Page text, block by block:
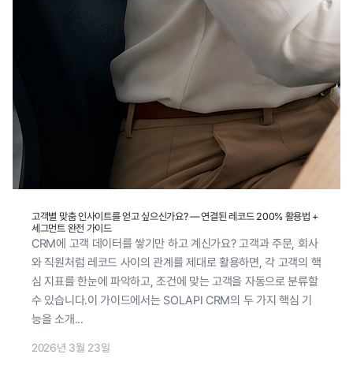
고객별 맞춤 인사이트를 얻고 싶으신가요? — 연결된 레코드 200% 활용법 +
세그먼트 완전 가이드
CRM에 고객 데이터를 쌓기만 하고 계신가요? 고객과 주문, 회사
와 직원처럼 레코드 사이의 관계를 제대로 활용하면, 각 고객의 핵
심 지표를 한눈에 파악하고, 조건에 맞는 고객을 자동으로 분류할
수 있습니다.이 가이드에서는 SOLAPI CRM의 두 가지 핵심 기
능을 소개...
2026년 3월 23일